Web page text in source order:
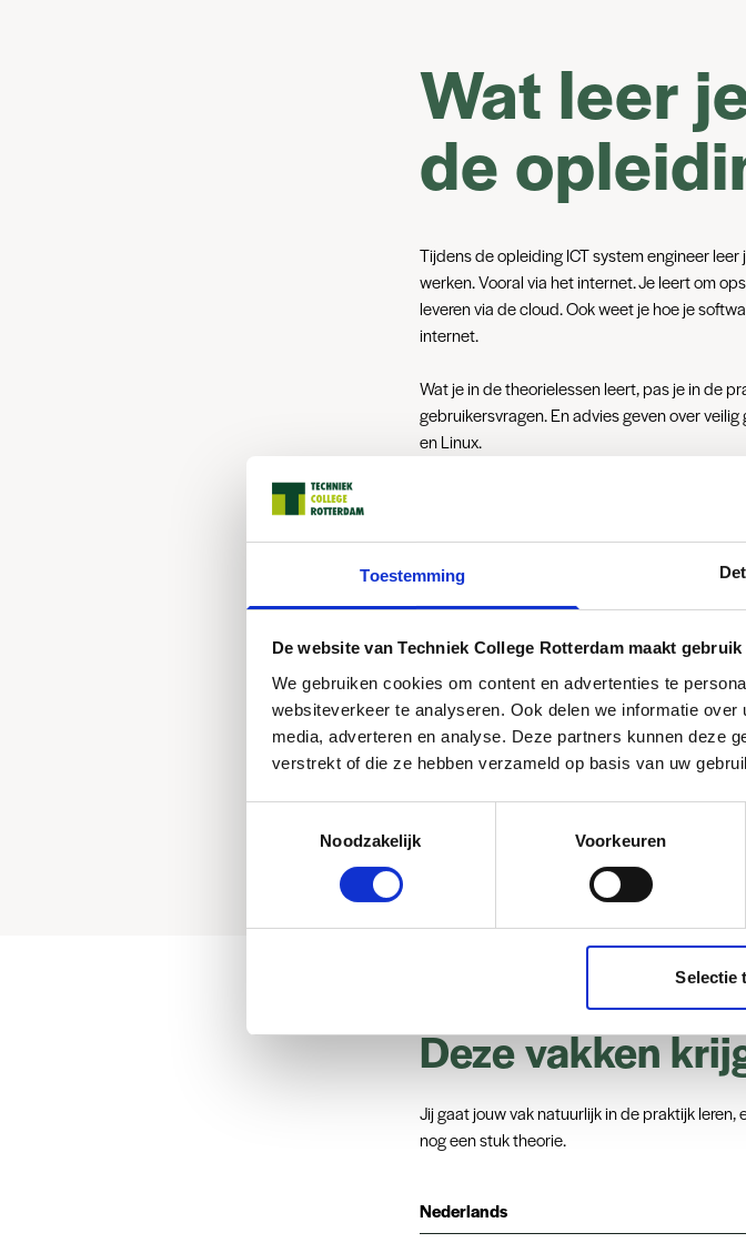
Toestemming
De website van Techniek College Rotterdam maakt
We gebruiken cookies om content en advertenties te
websiteverkeer te analyseren. Ook delen we informatie
media, adverteren en analyse. Deze partners kunnen deze
verstrekt of die ze hebben verzameld op basis van uw
Noodzakelijk
Voorkeuren
Selectie
Wat leer
de
Tijdens de opleiding ICT system engineer
werken. Vooral via het internet. Je leert om
leveren via de cloud. Ook weet je hoe je
internet.
Wat je in de theorielessen leert, pas je in de
gebruikersvragen. En advies geven over
en Linux.
naar een andere opleiding.
Dit ga je doen
Veiligheidsadvies geven aan de klant
Apps onderhouden
Deze vakken
Jij gaat jouw vak natuurlijk in de praktijk
nog een stuk theorie.
Nederlands